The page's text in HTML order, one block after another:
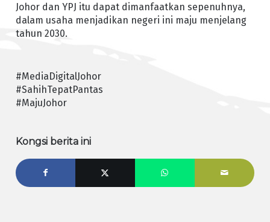
Johor dan YPJ itu dapat dimanfaatkan sepenuhnya,
dalam usaha menjadikan negeri ini maju menjelang
tahun 2030.
#MediaDigitalJohor
#SahihTepatPantas
#MajuJohor
Kongsi berita ini